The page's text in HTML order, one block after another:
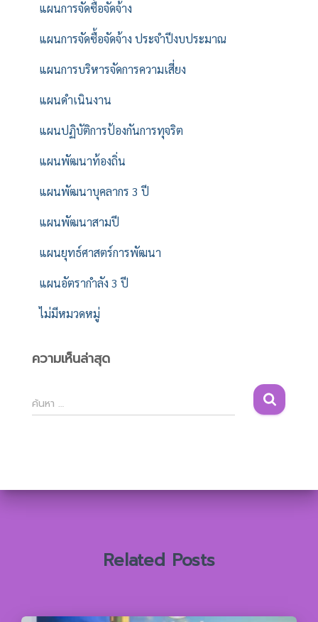
แผนการจัดซื้อจัดจ้าง
แผนการจัดซื้อจัดจ้าง ประจำปีงบประมาณ
แผนการบริหารจัดการความเสี่ยง
แผนดำเนินงาน
แผนปฏิบัติการป้องกันการทุจริต
แผนพัฒนาท้องถิ่น
แผนพัฒนาบุคลากร 3 ปี
แผนพัฒนาสามปี
แผนยุทธ์ศาสตร์การพัฒนา
แผนอัตรากำลัง 3 ปี
ไม่มีหมวดหมู่
ความเห็นล่าสุด
ค้
น
ห
ค้นหา …
Related Posts